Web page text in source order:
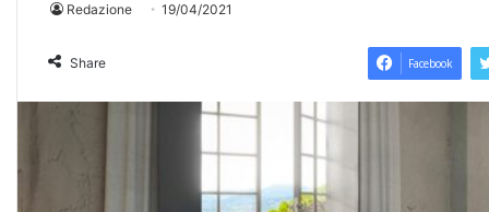
Redazione 19/04/2021
Share Facebook